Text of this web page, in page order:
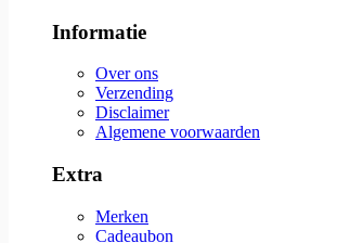
Informatie
Over ons
Verzending
Disclaimer
Algemene voorwaarden
Extra
Merken
Cadeaubon